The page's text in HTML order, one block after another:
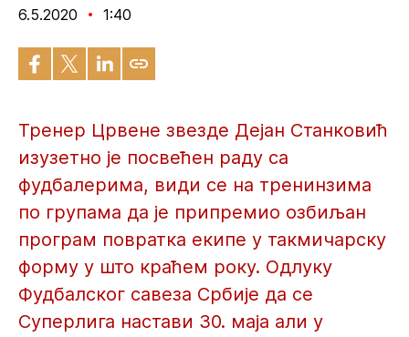
6.5.2020 1:40
Тренер Црвене звезде Дејан Станковић
изузетно је посвећен раду са
фудбалерима, види се на тренинзима
по групама да је припремио озбиљан
програм повратка екипе у такмичарску
форму у што краћем року. Одлуку
Фудбалског савеза Србије да се
Суперлига настави 30. маја али у